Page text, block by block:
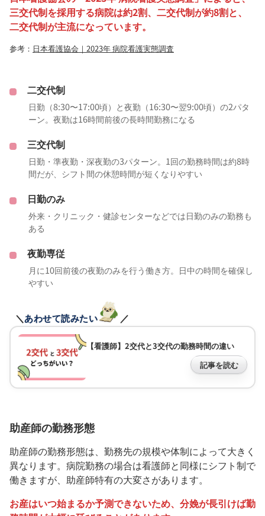
三交代制を採用する病院は約2割、二交代制が約8割と、
二交代制が主流になっています。
参考： 日本看護協会｜2023年 病院看護実態調査
二交代制
日勤（8:30〜17:00頃）と夜勤（16:30〜翌9:00頃）の2パタ
ーン。夜勤は16時間前後の長時間勤務になる
三交代制
日勤・準夜勤・深夜勤の3パターン。1回の勤務時間は約8時
間だが、シフト間の休憩時間が短くなりやすい
日勤のみ
外来・クリニック・健診センターなどでは日勤のみの勤務も
ある
夜勤専従
月に10回前後の夜勤のみを行う働き方。日中の時間を確保し
やすい
＼あわせて読みたい ／
【看護師】2交代と3交代の勤務時間の違い
記事を読む
助産師の勤務形態
助産師の勤務形態は、勤務先の規模や体制によって大きく
異なります。病院勤務の場合は看護師と同様にシフト制で
働きますが、助産師特有の大変さがあります。
お産はいつ始まるか予測できないため、分娩が長引けば勤